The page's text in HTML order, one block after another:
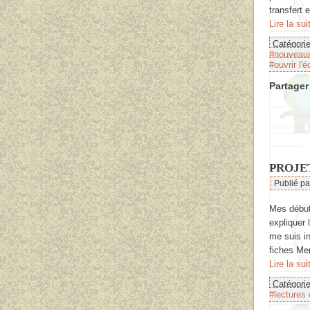
transfert
Lire la
#ouvrir
Publié
Mes
expliquer
me suis
fiches
Lire la
#lectures